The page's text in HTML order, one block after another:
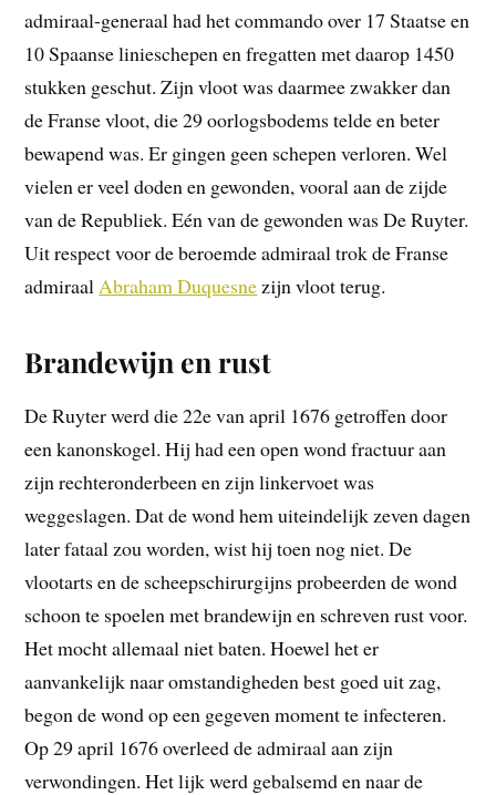
admiraal-generaal had het commando over 17 Staatse en
10 Spaanse linieschepen en fregatten met daarop 1450
stukken geschut. Zijn vloot was daarmee zwakker dan
de Franse vloot, die 29 oorlogsbodems telde en beter
bewapend was. Er gingen geen schepen verloren. Wel
vielen er veel doden en gewonden, vooral aan de zijde
van de Republiek. Eén van de gewonden was De Ruyter.
Uit respect voor de beroemde admiraal trok de Franse
admiraal Abraham Duquesne zijn vloot terug.
Brandewijn en rust
De Ruyter werd die 22e van april 1676 getroffen door
een kanonskogel. Hij had een open wond fractuur aan
zijn rechteronderbeen en zijn linkervoet was
weggeslagen. Dat de wond hem uiteindelijk zeven dagen
later fataal zou worden, wist hij toen nog niet. De
vlootarts en de scheepschirurgijns probeerden de wond
schoon te spoelen met brandewijn en schreven rust voor.
Het mocht allemaal niet baten. Hoewel het er
aanvankelijk naar omstandigheden best goed uit zag,
begon de wond op een gegeven moment te infecteren.
Op 29 april 1676 overleed de admiraal aan zijn
verwondingen. Het lijk werd gebalsemd en naar de